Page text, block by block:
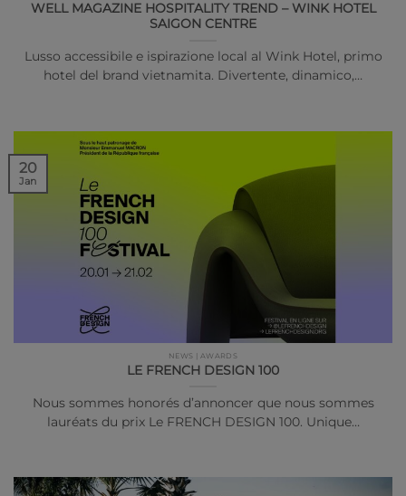
WELL MAGAZINE HOSPITALITY TREND – WINK HOTEL
SAIGON CENTRE
Lusso accessibile e ispirazione local al Wink Hotel, primo
hotel del brand vietnamita. Divertente, dinamico,…
NEWS | AWARDS
LE FRENCH DESIGN 100
Nous sommes honorés d’annoncer que nous sommes
lauréats du prix Le FRENCH DESIGN 100. Unique…
20
Jan